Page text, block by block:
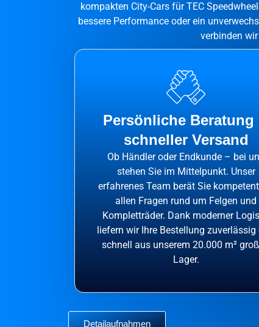
kompakten City-Cars für TEC
bessere Performance oder ein
verbinden
Persönliche Beratung
schneller Versand
Ob Händler oder Endkunde – bei
stehen Sie im Mittelpunkt. Unser
erfahrenes Team berät Sie
allen Fragen rund um Felgen und
Kompletträder. Dank moderner
liefern wir Ihre Bestellung zuverlässig
schnell aus unserem 20.000 m²
Lager.
Detailaufnahmen